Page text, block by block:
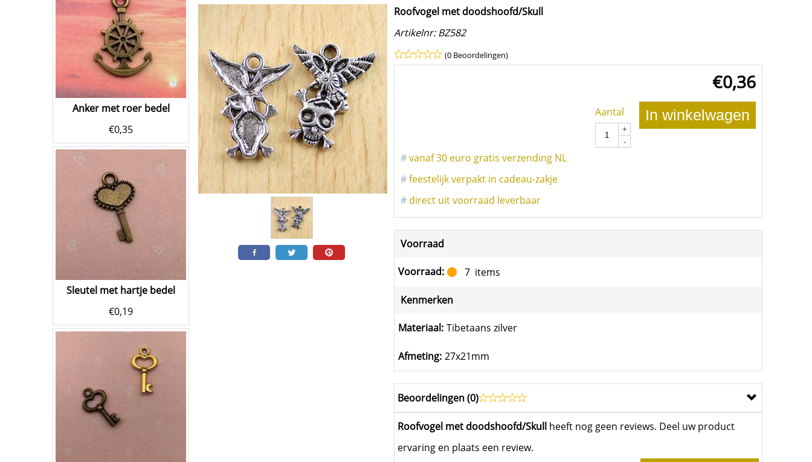
Anker met roer bedel
€0,35
Sleutel met hartje bedel
€0,19
Roofvogel met doodshoofd/Skull
Artikelnr: BZ582
(0 Beoordelingen)
€0,36
Aantal
+
-
In winkelwagen
#vanaf 30 euro gratis verzending NL
#feestelijk verpakt in cadeau-zakje
# direct uit voorraad leverbaar
Voorraad
Voorraad: 7 items
Kenmerken
Materiaal: Tibetaans zilver
Afmeting: 27x21mm
Beoordelingen (0)
Roofvogel met doodshoofd/Skull heeft nog geen reviews. Deel uw product
ervaring en plaats een review.